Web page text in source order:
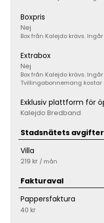
Boxpris
Nej
Box från Kalejdo krävs.
Extrabox
Nej
Box från Kalejdo krävs.
Tvillingabonnemang kostar
Exklusiv plattform för
Kalejdo Bredband
Stadsnätets avgifter
Villa
219 kr/ mån
Fakturaval
Pappersfaktura
40 kr